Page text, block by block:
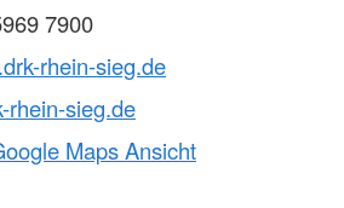
7900
rhein-sieg.de
rhein-sieg.de
Maps Ansicht